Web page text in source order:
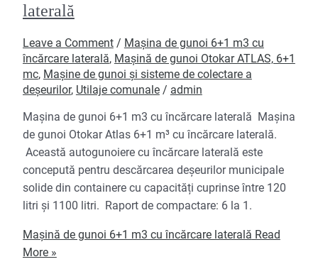
laterală
Leave a Comment / Mașina de gunoi 6+1 m3 cu
încărcare laterală, Mașină de gunoi Otokar ATLAS, 6+1
mc, Mașine de gunoi și sisteme de colectare a
deșeurilor, Utilaje comunale/ admin
Mașina de gunoi 6+1 m3 cu încărcare laterală Mașina
de gunoi Otokar Atlas 6+1 m³ cu încărcare laterală.
Această autogunoiere cu încărcare laterală este
concepută pentru descărcarea deșeurilor municipale
solide din containere cu capacități cuprinse între 120
litri și 1100 litri. Raport de compactare: 6 la 1.
Mașină de gunoi 6+1 m3 cu încărcare laterală Read
More »